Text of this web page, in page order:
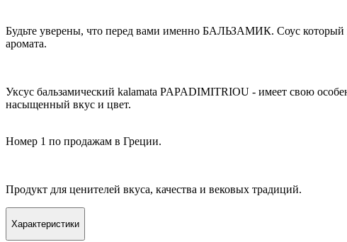
Будьте уверены, что перед вами именно БАЛЬЗАМИК. Соус который
аромата.
Уксус бальзамический kalamata PAPADIMITRIOU - имеет свою
насыщенный вкус и цвет.
Номер 1 по продажам в Греции.
Продукт для ценителей вкуса, качества и вековых традиций.
Характеристики